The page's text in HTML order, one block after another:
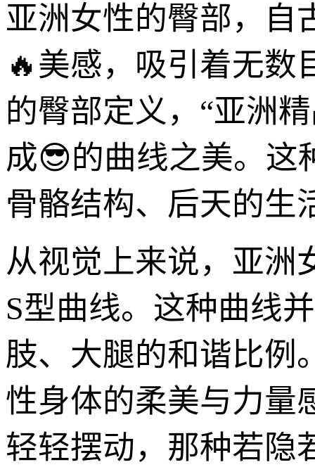
亚洲女性的臀部，自
🔥美感，吸引着无数
的臀部定义，“亚洲
成😎的曲线之美。这
骨骼结构、后天的生
从视觉上来说，亚洲
S型曲线。这种曲线
肢、大腿的和谐比例
性身体的柔美与力量
轻轻摆动，那种若隐